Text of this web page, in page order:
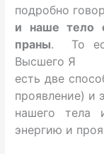
подробно
и наше тело
праны. То
Высшего Я
есть две
проявление) и
нашего тела
энергию и